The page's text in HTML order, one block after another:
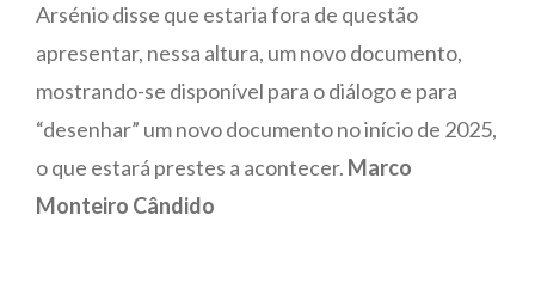
Arsénio disse que estaria fora de questão
apresentar, nessa altura, um novo documento,
mostrando-se disponível para o diálogo e para
“desenhar” um novo documento no início de 2025,
o que estará prestes a acontecer. Marco
Monteiro Cândido